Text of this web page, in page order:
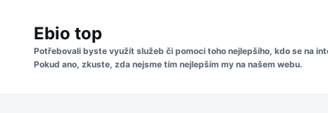
content
for:
Ebio top
Potřebovali byste využít služeb či pomoci toho nejlepšího, kdo se na
Pokud ano, zkuste, zda nejsme tím nejlepším my na našem webu.